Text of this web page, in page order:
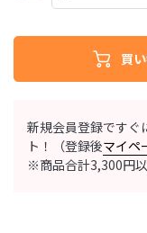
新規会員登録ですぐ
ト！（登録後マイペ
※商品合計3,300円